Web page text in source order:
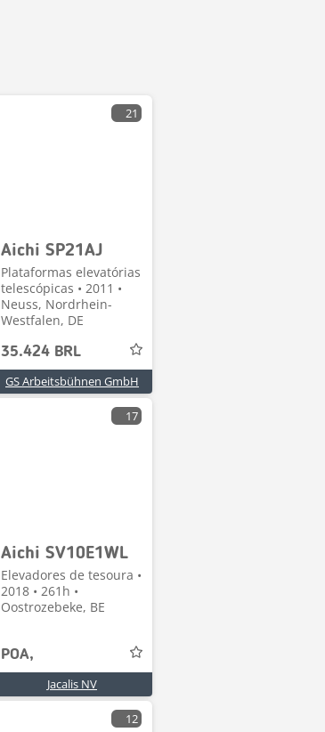
21
Aichi SP21AJ
Plataformas elevatórias
telescópicas • 2011 •
Neuss, Nordrhein-
Westfalen, DE
35.424 BRL
GS Arbeitsbühnen GmbH
17
Aichi SV10E1WL
Elevadores de tesoura •
2018 • 261h •
Oostrozebeke, BE
POA,
Jacalis NV
12